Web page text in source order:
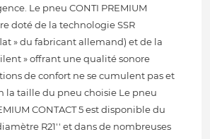
Le pneu CONTI PREMIUM
doté de la technologie SSR
» du fabricant allemand) et de la
» offrant une qualité sonore
de confort ne se cumulent pas et
la taille du pneu choisie Le pneu
CONTACT 5 est disponible du
R21'' et dans de nombreuses